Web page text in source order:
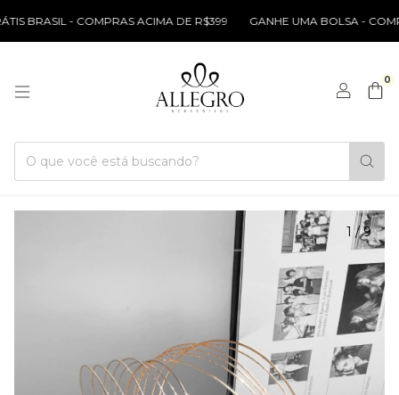
BRASIL - COMPRAS ACIMA DE R$399 GANHE UMA BOLSA -
0
1/9